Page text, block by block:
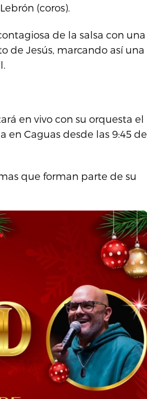
(coros).
de la salsa con una
de Jesús, marcando así una
en vivo con su orquesta el
en Caguas desde las 9:45 de
que forman parte de su